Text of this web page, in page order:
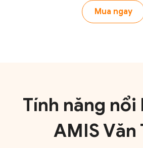
Mua ngay
Tính năng nổi
AMIS Văn